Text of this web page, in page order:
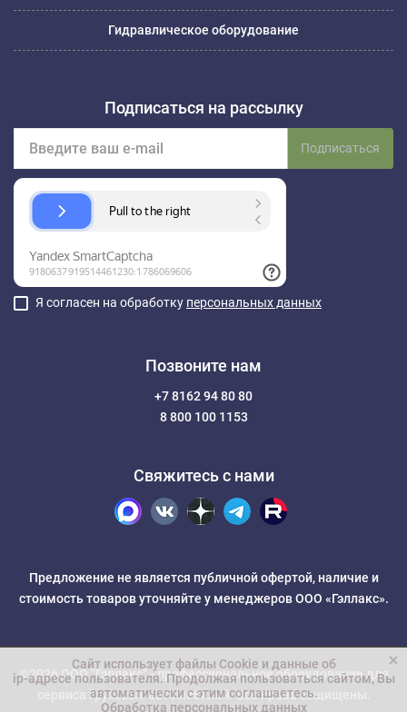
Гидравлическое оборудование
Подписаться на рассылку
Подписаться
Я согласен на обработку персональных данных
Позвоните нам
+7 8162 94 80 80
8 800 100 1153
Свяжитесь с нами
Предложение не является публичной офертой, наличие и
стоимость товаров уточняйте у менеджеров ООО «Гэллакс».
©2026 ООО "Гэллакс" -профессиональное оборудование для
сервиса грузовых автомобилей. Все права защищены.
Сайт использует файлы Cookie и данные об
ip-адресе пользователя. Продолжая пользоваться сайтом, Вы
автоматически с этим соглашаетесь.
Обработка персональных данных